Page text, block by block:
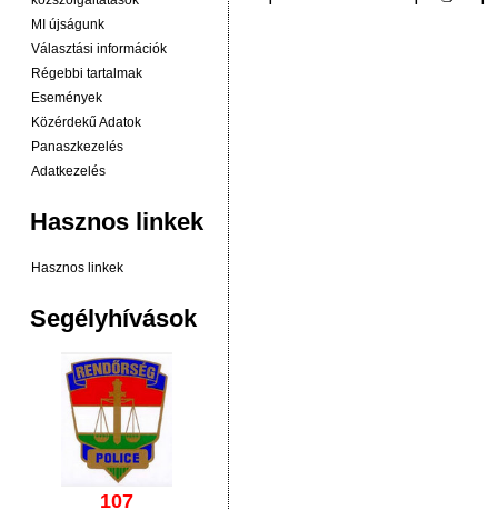
MI újságunk
Választási információk
Régebbi tartalmak
Események
Közérdekű Adatok
Panaszkezelés
Adatkezelés
Hasznos linkek
Hasznos linkek
Segélyhívások
107